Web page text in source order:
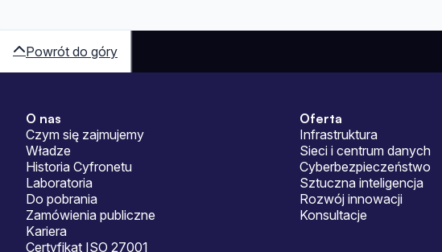
Powrót do góry
Sitemap
O nas
Czym się zajmujemy
Władze
Historia Cyfronetu
Laboratoria
Do pobrania
Zamówienia publiczne
Kariera
Certyfikat ISO 27001
Oferta
Infrastruktura
Sieci i centrum danych
Cyberbezpieczeństwo
Sztuczna inteligencja
Rozwój innowacji
Konsultacje